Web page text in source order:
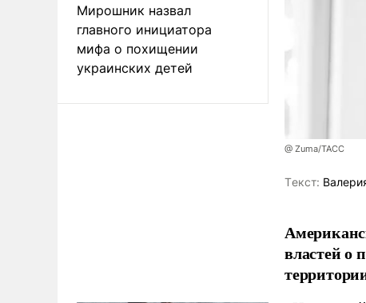
Мирошник назвал
главного инициатора
мифа о похищении
украинских детей
@ Zuma/ТАСС
Tекст:
властей о